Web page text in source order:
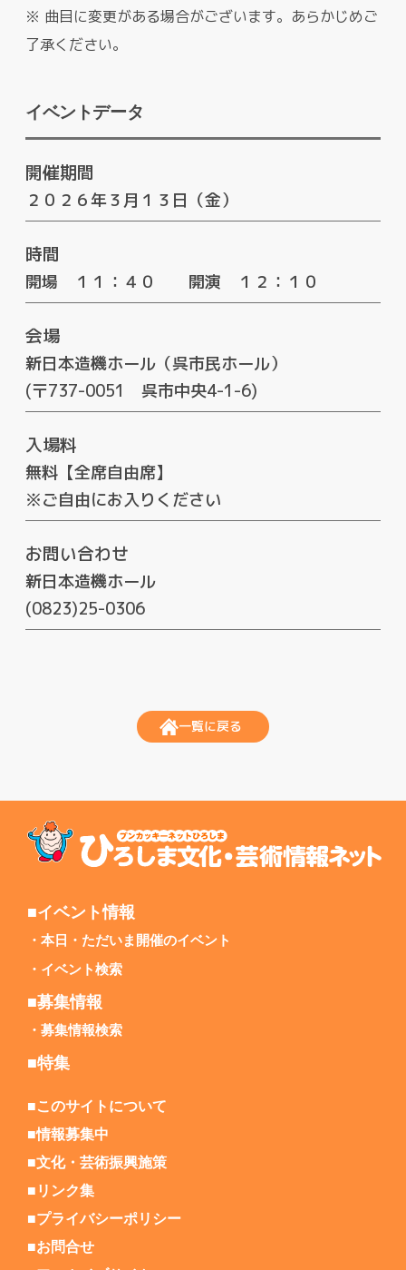
※ 曲目に変更がある場合がございます。あらかじめご
了承ください。
イベントデータ
開催期間
２０２６年３月１３日（金）
時間
開場 １１：４０ 開演 １２：１０
会場
新日本造機ホール（呉市民ホール）
(〒737-0051 呉市中央4-1-6)
入場料
無料【全席自由席】
※ご自由にお入りください
お問い合わせ
新日本造機ホール
(0823)25-0306
一覧に戻る
■イベント情報
本日・ただいま開催のイベント
イベント検索
■募集情報
募集情報検索
■特集
■このサイトについて
■情報募集中
■文化・芸術振興施策
■リンク集
■プライバシーポリシー
■お問合せ